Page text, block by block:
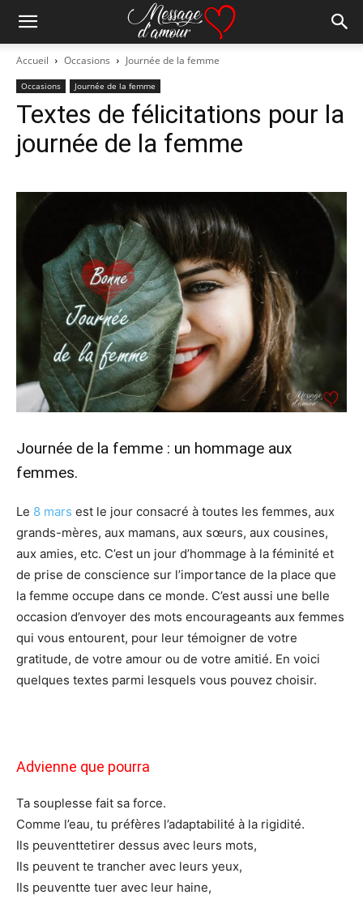
Accueil Occasions Journée de la femme
Occasions Journée de la femme
Textes de félicitations pour la
journée de la femme
Journée de la femme : un hommage aux
femmes.
Le 8 mars est le jour consacré à toutes les femmes, aux
grands-mères, aux mamans, aux sœurs, aux cousines,
aux amies, etc. C’est un jour d’hommage à la féminité et
de prise de conscience sur l’importance de la place que
la femme occupe dans ce monde. C’est aussi une belle
occasion d’envoyer des mots encourageants aux femmes
qui vous entourent, pour leur témoigner de votre
gratitude, de votre amour ou de votre amitié. En voici
quelques textes parmi lesquels vous pouvez choisir.
Advienne que pourra
Ta souplesse fait sa force.
Comme l’eau, tu préfères l’adaptabilité à la rigidité.
Ils peuventtetirer dessus avec leurs mots,
Ils peuvent te trancher avec leurs yeux,
Ils peuventte tuer avec leur haine,